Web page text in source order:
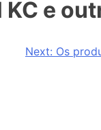
e
Next: Os